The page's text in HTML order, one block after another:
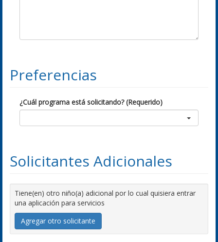
Preferencias
¿Cuál programa está solicitando? (Requerido)
Solicitantes Adicionales
Tiene(en) otro niño(a) adicional por lo cual quisiera entrar
una aplicación para servicios
Agregar otro solicitante